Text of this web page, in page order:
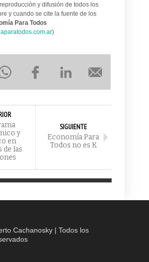
y difusión de todos los
y cuando se cite la fuente de los
Para Todos
)
y
en
de las
SIGUIENTE
Economía Para
Todos no es K
Cachanosky | Todos los